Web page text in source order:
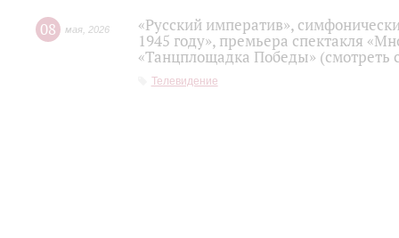
08 мая 2026
«Русский императив»,
1945 году», премьера спектакля
«Танцплощадка Победы»
Телевидение